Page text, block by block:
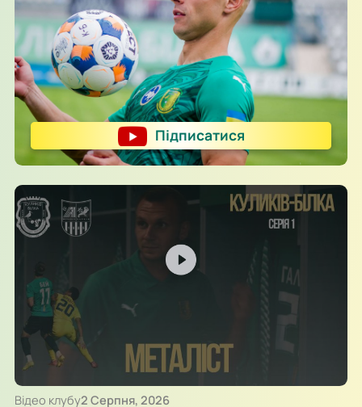
Підписатися
Відео клубу2 Серпня, 2026